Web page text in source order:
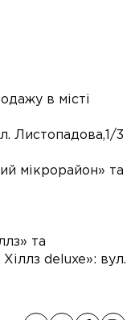
в місті
Листопадова,1/3
мікрорайон» та
та
deluxe»: вул.